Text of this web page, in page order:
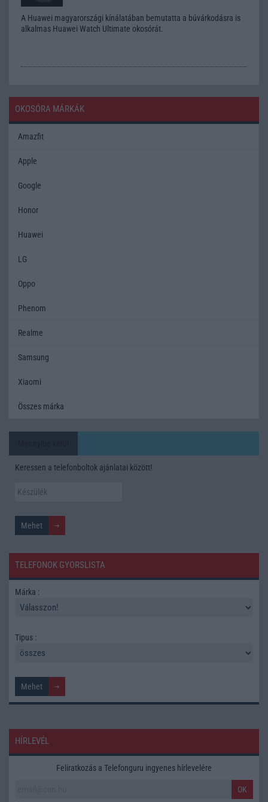
A Huawei magyarországi kínálatában bemutatta a búvárkodásra is
alkalmas Huawei Watch Ultimate okosórát.
OKOSÓRA MÁRKÁK
Amazfit
Apple
Google
Honor
Huawei
LG
Oppo
Phenom
Realme
Samsung
Xiaomi
Összes márka
Keressen a telefonboltok ajánlatai között!
TELEFONOK GYORSLISTA
Márka :
Tipus :
HÍRLEVÉL
Feliratkozás a Telefonguru ingyenes hírlevelére
OK